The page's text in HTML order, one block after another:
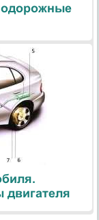
двигателя